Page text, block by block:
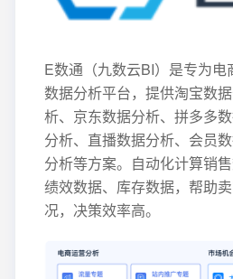
E数通（九数云BI）是专为电
数据分析平台，提供淘宝数
析、京东数据分析、拼多多
分析、直播数据分析、会员
分析等方案。自动化计算销售
绩效数据、库存数据，帮助
况，决策效率高。